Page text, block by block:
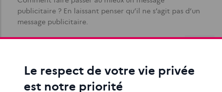
publicitaire ? En laissant penser qu’il ne s’agit pas d’un
message publicitaire.
Le respect de votre vie privée
est notre priorité